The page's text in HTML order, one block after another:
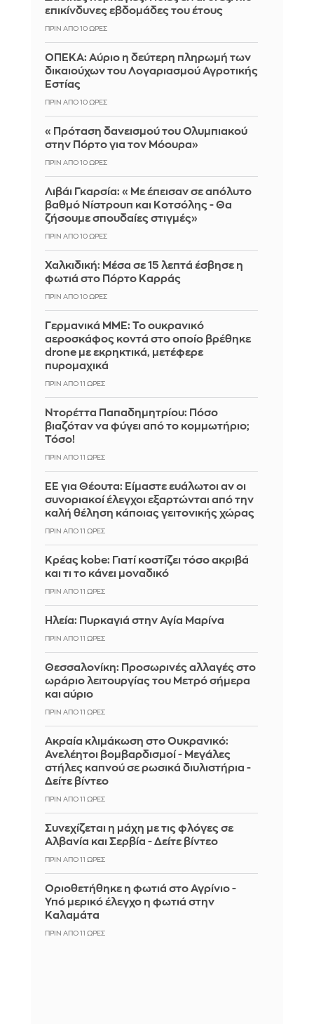
επικίνδυνες εβδομάδες του έτους
ΠΡΙΝ ΑΠΌ 10 ΏΡΕΣ
ΟΠΕΚΑ: Αύριο η δεύτερη πληρωμή των
δικαιούχων του Λογαριασμού Αγροτικής
Εστίας
ΠΡΙΝ ΑΠΌ 10 ΏΡΕΣ
«Πρόταση δανεισμού του Ολυμπιακού
στην Πόρτο για τον Μόουρα»
ΠΡΙΝ ΑΠΌ 10 ΏΡΕΣ
Λιβάι Γκαρσία: «Με έπεισαν σε απόλυτο
βαθμό Νίστρουπ και Κοτσόλης - Θα
ζήσουμε σπουδαίες στιγμές»
ΠΡΙΝ ΑΠΌ 10 ΏΡΕΣ
Χαλκιδική: Μέσα σε 15 λεπτά έσβησε η
φωτιά στο Πόρτο Καρράς
ΠΡΙΝ ΑΠΌ 10 ΏΡΕΣ
Γερμανικά ΜΜΕ: Το ουκρανικό
αεροσκάφος κοντά στο οποίο βρέθηκε
drone με εκρηκτικά, μετέφερε
πυρομαχικά
ΠΡΙΝ ΑΠΌ 11 ΏΡΕΣ
Ντορέττα Παπαδημητρίου: Πόσο
βιαζόταν να φύγει από το κομμωτήριο;
Τόσο!
ΠΡΙΝ ΑΠΌ 11 ΏΡΕΣ
ΕΕ για Θέουτα: Είμαστε ευάλωτοι αν οι
συνοριακοί έλεγχοι εξαρτώνται από την
καλή θέληση κάποιας γειτονικής χώρας
ΠΡΙΝ ΑΠΌ 11 ΏΡΕΣ
Κρέας kobe: Γιατί κοστίζει τόσο ακριβά
και τι το κάνει μοναδικό
ΠΡΙΝ ΑΠΌ 11 ΏΡΕΣ
Ηλεία: Πυρκαγιά στην Αγία Μαρίνα
ΠΡΙΝ ΑΠΌ 11 ΏΡΕΣ
Θεσσαλονίκη: Προσωρινές αλλαγές στο
ωράριο λειτουργίας του Μετρό σήμερα
και αύριο
ΠΡΙΝ ΑΠΌ 11 ΏΡΕΣ
Ακραία κλιμάκωση στο Ουκρανικό:
Ανελέητοι βομβαρδισμοί - Μεγάλες
στήλες καπνού σε ρωσικά διυλιστήρια -
Δείτε βίντεο
ΠΡΙΝ ΑΠΌ 11 ΏΡΕΣ
Συνεχίζεται η μάχη με τις φλόγες σε
Αλβανία και Σερβία - Δείτε βίντεο
ΠΡΙΝ ΑΠΌ 11 ΏΡΕΣ
Οριοθετήθηκε η φωτιά στο Αγρίνιο -
Υπό μερικό έλεγχο η φωτιά στην
Καλαμάτα
ΠΡΙΝ ΑΠΌ 11 ΏΡΕΣ